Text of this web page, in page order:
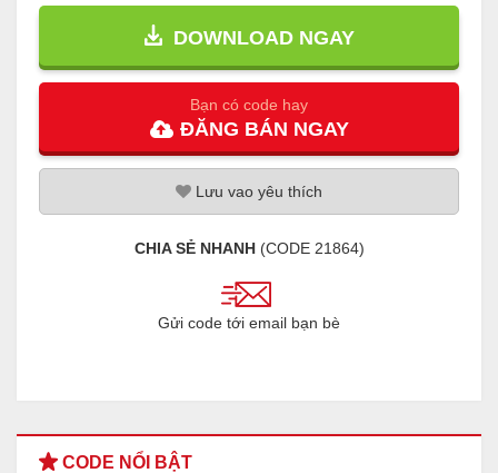
DOWNLOAD NGAY
Bạn có code hay
ĐĂNG BÁN NGAY
Lưu vao yêu thích
CHIA SẺ NHANH(CODE 21864)
Gửi code tới email bạn bè
CODE NỔI BẬT